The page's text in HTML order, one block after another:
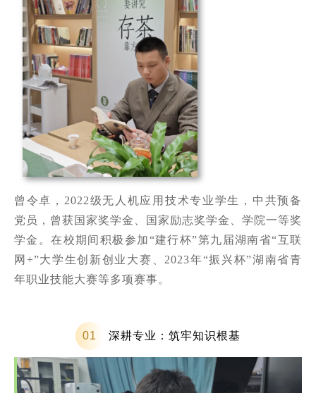
曾令卓，2022级无人机应用技术专业学生，中共预备
党员，曾获国家奖学金、国家励志奖学金、学院一等奖
学金。在校期间积极参加“建行杯”第九届湖南省“互联
网+”大学生创新创业大赛、2023年“振兴杯”湖南省青
年职业技能大赛等多项赛事。
01 深耕专业：筑牢知识根基